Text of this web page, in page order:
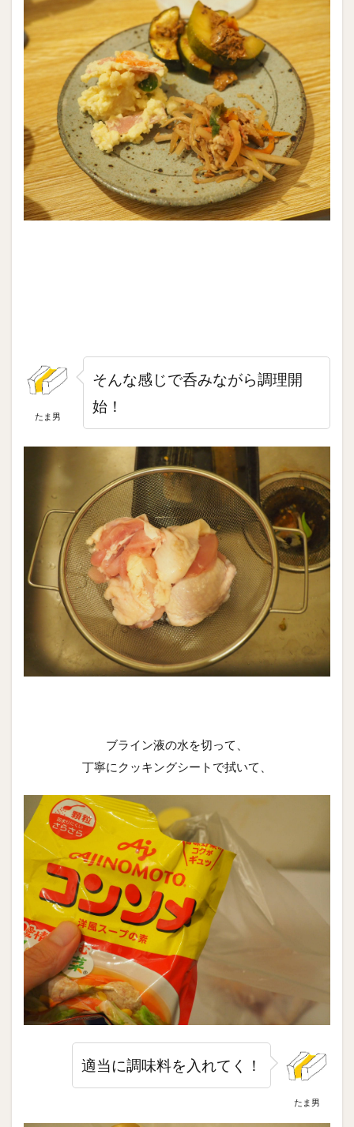
たま男
そんな感じで呑みながら調理開
始！
ブライン液の水を切って、
丁寧にクッキングシートで拭いて、
たま男
適当に調味料を入れてく！